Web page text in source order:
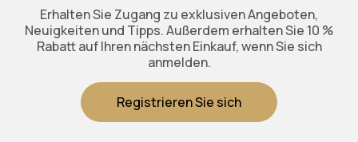
Erhalten Sie Zugang zu exklusiven Angeboten,
Neuigkeiten und Tipps. Außerdem erhalten Sie 10 %
Rabatt auf Ihren nächsten Einkauf, wenn Sie sich
anmelden.
Registrieren Sie sich